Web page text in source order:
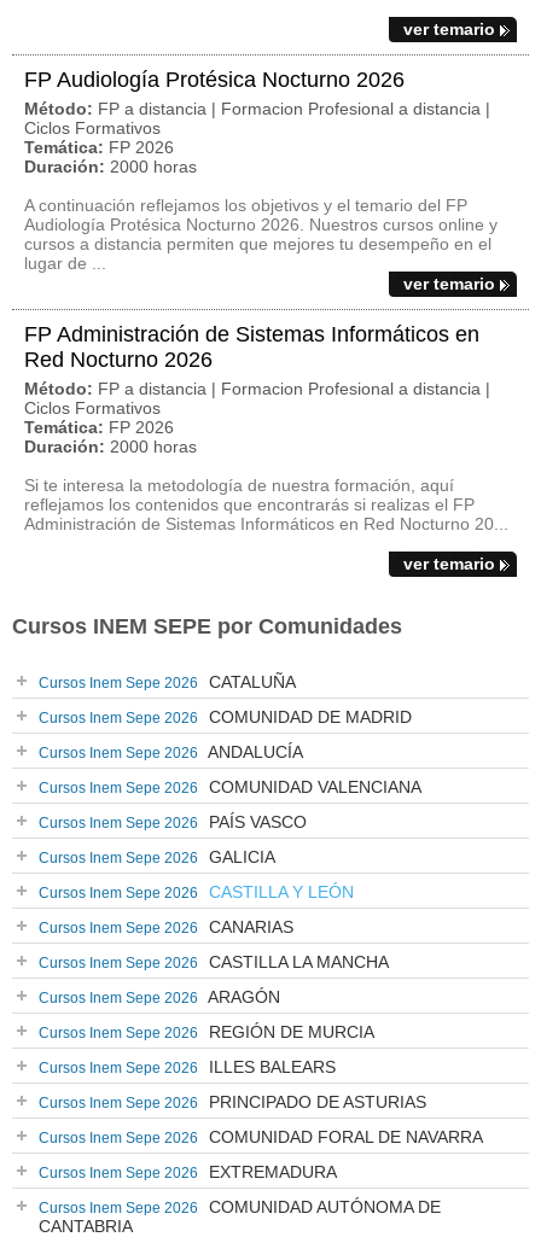
ver temario
FP Audiología Protésica Nocturno 2026
Método: FP a distancia | Formacion Profesional a distancia |
Ciclos Formativos
Temática: FP 2026
Duración: 2000 horas
A continuación reflejamos los objetivos y el temario del FP
Audiología Protésica Nocturno 2026. Nuestros cursos online y
cursos a distancia permiten que mejores tu desempeño en el
lugar de ...
ver temario
FP Administración de Sistemas Informáticos en
Red Nocturno 2026
Método: FP a distancia | Formacion Profesional a distancia |
Ciclos Formativos
Temática: FP 2026
Duración: 2000 horas
Si te interesa la metodología de nuestra formación, aquí
reflejamos los contenidos que encontrarás si realizas el FP
Administración de Sistemas Informáticos en Red Nocturno 20...
ver temario
Cursos INEM SEPE por Comunidades
Cursos Inem Sepe 2026 CATALUÑA
Cursos Inem Sepe 2026 COMUNIDAD DE MADRID
Cursos Inem Sepe 2026 ANDALUCÍA
Cursos Inem Sepe 2026 COMUNIDAD VALENCIANA
Cursos Inem Sepe 2026 PAÍS VASCO
Cursos Inem Sepe 2026 GALICIA
Cursos Inem Sepe 2026 CASTILLA Y LEÓN
Cursos Inem Sepe 2026 CANARIAS
Cursos Inem Sepe 2026 CASTILLA LA MANCHA
Cursos Inem Sepe 2026 ARAGÓN
Cursos Inem Sepe 2026 REGIÓN DE MURCIA
Cursos Inem Sepe 2026 ILLES BALEARS
Cursos Inem Sepe 2026 PRINCIPADO DE ASTURIAS
Cursos Inem Sepe 2026 COMUNIDAD FORAL DE NAVARRA
Cursos Inem Sepe 2026 EXTREMADURA
Cursos Inem Sepe 2026
COMUNIDAD AUTÓNOMA DE
CANTABRIA